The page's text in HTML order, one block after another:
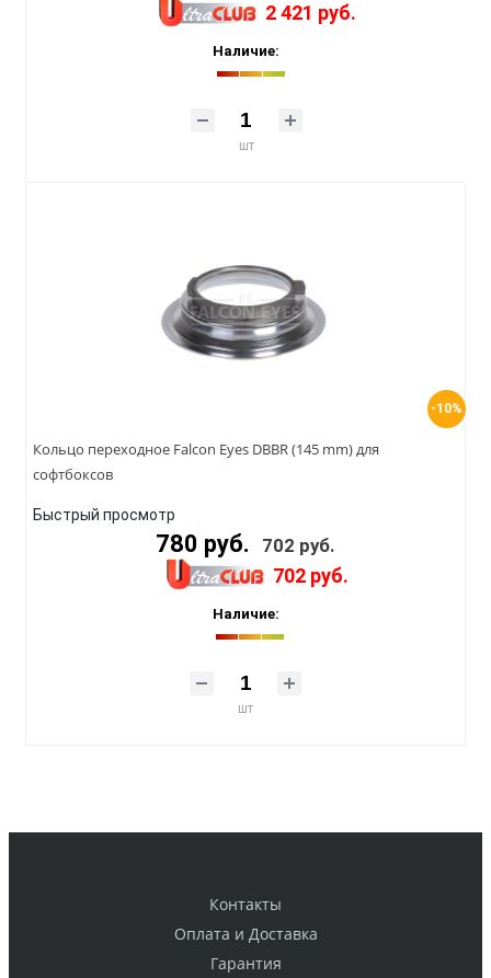
2 421 руб.
Наличие:
шт
-10%
Кольцо переходное Falcon Eyes DBBR (145 mm) для
софтбоксов
Быстрый просмотр
780 руб. 702 руб.
702 руб.
Наличие:
шт
Контакты
Оплата и Доставка
Гарантия